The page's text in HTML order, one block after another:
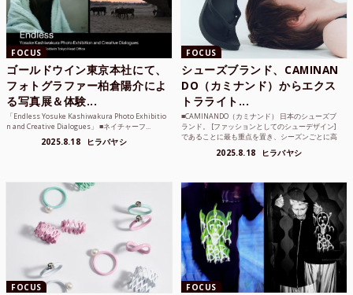
FOCUS
ゴールドウイン東京本社にて、
フォトグラファー柏倉陽介によ
る写真展＆体験...
「Endless Yosuke Kashiwakura Photo Exhibitio
n and Creative Dialogues」 ■ネイチャーフ...
2025.8.18 ヒラバヤシ
FOCUS
シューズブランド、CAMINAN
DO（カミナンド）からエクス
トラライト...
■CAMINANDO（カミナンド） 日本のシューズブ
ランド。 [ファッションとしてのシューデザイン]
であることに最も重点を置き、シーズンごとに高
2025.8.18 ヒラバヤシ
FOCUS FOCUS